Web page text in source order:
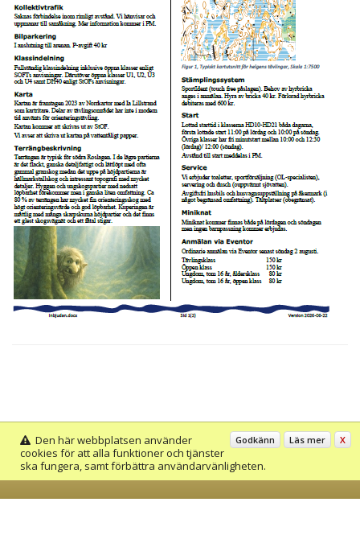
Godkänn Läs mer X
Den här webbplatsen använder
cookies för att alla funktioner och tjänster
ska fungera, samt förbättra användarvänligheten.
www.garnsekskogen.se